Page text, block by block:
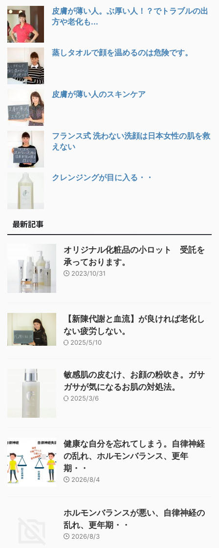
皮膚が薄い人。ぶ厚い人！？でトラブルの出
方や老化も...
蒸しタオルで顔を温めるのは危険です。
皮膚が薄い人のスキンケア
フランス式 洗わない洗顔は日本女性の肌を救
えない
クレンジングが目に入る・・
最新記事
オリジナル化粧品の小ロット 受託を
承っております。
2023/10/31
【新陳代謝と血流】が良ければ老化し
ない疲労しない。
2025/5/10
敏感肌の皮むけ、お顔の粉吹き。ガサ
ガサが気になるお肌の対処法。
2025/3/6
健康な自分を忘れてしまう。自律神経
の乱れ、ホルモンバランス、更年
期・・
2026/8/4
ホルモンバランスが悪い、自律神経の
乱れ、更年期・・
2026/8/3